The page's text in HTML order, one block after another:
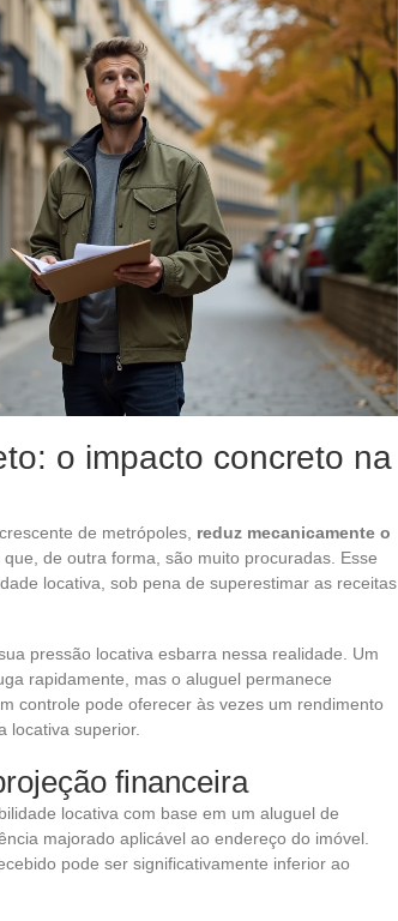
o impacto concreto na
de metrópoles, reduz mecanicamente o
de outra forma, são muito procuradas. Esse
locativa, sob pena de superestimar as receitas
pressão locativa esbarra nessa realidade. Um
rapidamente, mas o aluguel permanece
controle pode oferecer às vezes um rendimento
locativa superior.
financeira
locativa com base em um aluguel de
majorado aplicável ao endereço do imóvel.
pode ser significativamente inferior ao